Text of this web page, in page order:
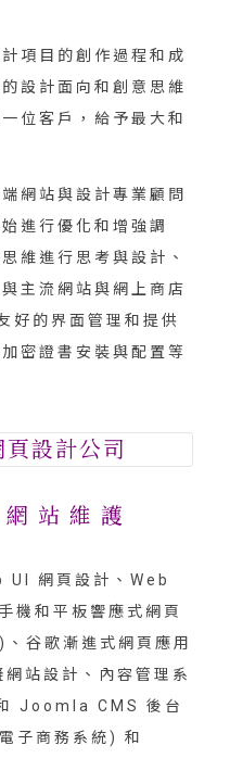
項目的創作過程和成
設計面向和創意思維
位客戶，給予最大和
網站與設計專業顧問
進行優化和增強調
維進行思考與設計、
主流網站與網上商店
好的界面管理和提供
密證書安裝與配置等
站 維 護
UI 網頁設計、Web
機和平板響應式網頁
谷歌漸進式網頁應用
站設計、內容管理系
Joomla CMS 後台
子商務系統) 和